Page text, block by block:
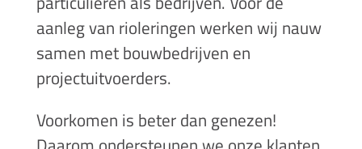
aanleg van rioleringen werken wij nauw
samen met bouwbedrijven en
projectuitvoerders.
Voorkomen is beter dan genezen!